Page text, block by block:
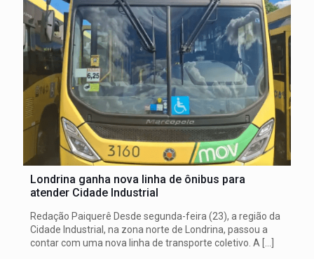
Londrina ganha nova linha de ônibus para
atender Cidade Industrial
Redação Paiquerê Desde segunda-feira (23), a região da
Cidade Industrial, na zona norte de Londrina, passou a
contar com uma nova linha de transporte coletivo. A […]